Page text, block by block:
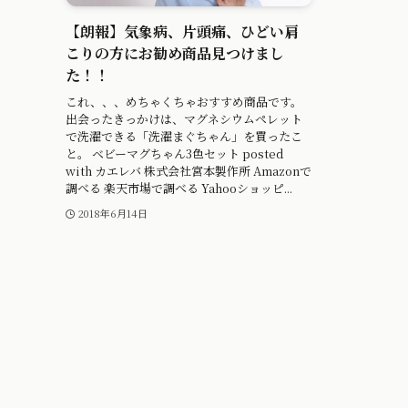
【朗報】気象病、片頭痛、ひどい肩
こりの方にお勧め商品見つけまし
た！！
これ、、、めちゃくちゃおすすめ商品です。
出会ったきっかけは、マグネシウムペレット
で洗濯できる「洗濯まぐちゃん」を買ったこ
と。 ベビーマグちゃん3色セット posted
with カエレバ 株式会社宮本製作所 Amazonで
調べる 楽天市場で調べる Yahooショッピ...
2018年6月14日